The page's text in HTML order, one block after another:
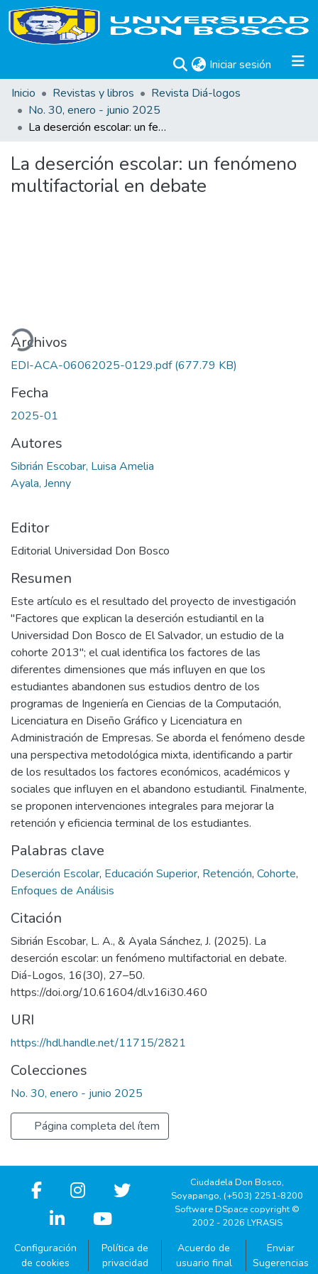
Iniciar sesión (current)
Inicio
Revistas y libros
Revista Diá-logos
No. 30, enero - junio 2025
La deserción escolar: un fenómeno multifactorial en debate
La deserción escolar: un fenómeno
multifactorial en debate
Archivos
EDI-ACA-06062025-0129.pdf(677.79 KB)
Fecha
2025-01
Autores
Sibrián Escobar, Luisa Amelia
Ayala, Jenny
Editor
Editorial Universidad Don Bosco
Resumen
Este artículo es el resultado del proyecto de investigación
"Factores que explican la deserción estudiantil en la
Universidad Don Bosco de El Salvador, un estudio de la
cohorte 2013"; el cual identifica los factores de las
diferentes dimensiones que más influyen en que los
estudiantes abandonen sus estudios dentro de los
programas de Ingeniería en Ciencias de la Computación,
Licenciatura en Diseño Gráfico y Licenciatura en
Administración de Empresas. Se aborda el fenómeno desde
una perspectiva metodológica mixta, identificando a partir
de los resultados los factores económicos, académicos y
sociales que influyen en el abandono estudiantil. Finalmente,
se proponen intervenciones integrales para mejorar la
retención y eficiencia terminal de los estudiantes.
Palabras clave
Deserción Escolar, Educación Superior, Retención, Cohorte,
Enfoques de Análisis
Citación
Sibrián Escobar, L. A., & Ayala Sánchez, J. (2025). La
deserción escolar: un fenómeno multifactorial en debate.
Diá-Logos, 16(30), 27–50.
https://doi.org/10.61604/dl.v16i30.460
URI
https://hdl.handle.net/11715/2821
Colecciones
No. 30, enero - junio 2025
Página completa del ítem
Ciudadela Don Bosco,
Soyapango, (+503) 2251-8200
Software DSpace copyright ©
2002 - 2026 LYRASIS
Configuración
de cookies
Política de
privacidad
Acuerdo de
usuario final
Enviar
Sugerencias